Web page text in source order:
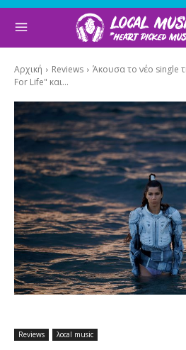
Αρχική Reviews
Άκουσα το νέο single
For Life" και...
Reviews λocal music